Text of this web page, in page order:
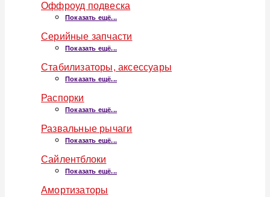
Оффроуд подвеска
Показать ещё...
Серийные запчасти
Показать ещё...
Стабилизаторы, аксессуары
Показать ещё...
Распорки
Показать ещё...
Развальные рычаги
Показать ещё...
Сайлентблоки
Показать ещё...
Амортизаторы